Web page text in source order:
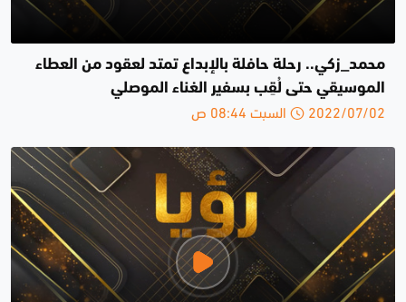
محمد_زكي.. رحلة حافلة بالإبداع تمتد لعقود من العطاء
الموسيقي حتى لُقِب بسفير الغناء الموصلي
2022/07/02 السبت 08:44 ص